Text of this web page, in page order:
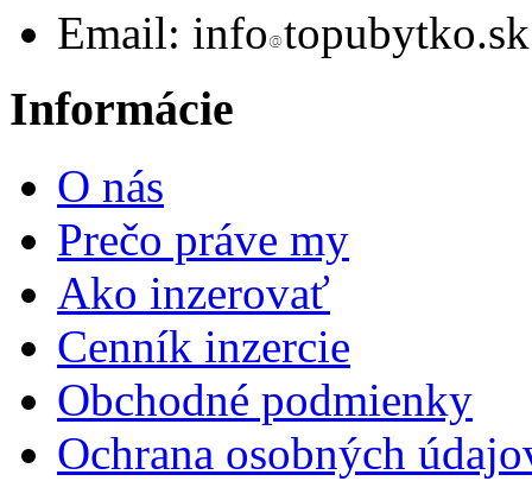
Email: info topubytko.sk
Informácie
O nás
Prečo práve my
Ako inzerovať
Cenník inzercie
Obchodné podmienky
Ochrana osobných